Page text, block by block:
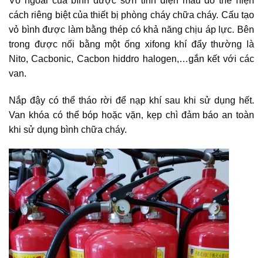
cách riêng biệt của thiết bị phòng cháy chữa cháy. Cấu tạo
vỏ bình được làm bằng thép có khả năng chịu áp lực. Bên
trong được nối bằng một ống xifong khí đẩy thường là
Nito, Cacbonic, Cacbon hiddro halogen,…gắn kết với các
van.
Nắp đậy có thể tháo rời để nạp khí sau khi sử dụng hết.
Van khóa có thể bóp hoặc vặn, kẹp chì đảm báo an toàn
khi sử dụng bình chữa cháy.